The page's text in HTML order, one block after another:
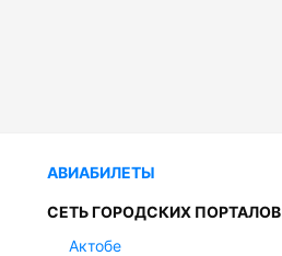
АВИАБИЛЕТЫ
СЕТЬ ГОРОДСКИХ ПОРТАЛОВ
Актобе